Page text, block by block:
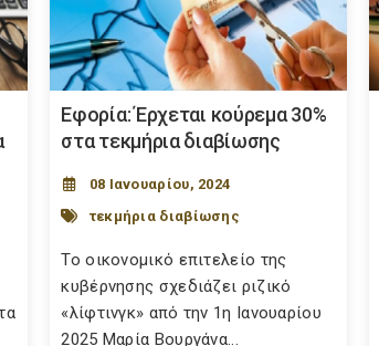
Εφορία: Έρχεται κούρεμα 30%
στα τεκμήρια διαβίωσης
08 Ιανουαρίου, 2024
τεκμήρια διαβίωσης
Το οικονομικό επιτελείο της
κυβέρνησης σχεδιάζει ριζικό
«λίφτινγκ» από την 1η Ιανουαρίου
2025 Μαρία Βουργάνα...